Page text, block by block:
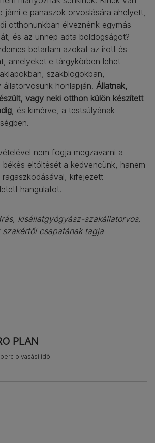
járni e panaszok orvoslására ahelyett,
otthonunkban élveznénk egymás
és az ünnep adta boldogságot?
betartani azokat az írott és
amelyeket e tárgykörben lehet
szakblogokban,
honlapján. Állatnak,
vagy neki otthon külön készített
, és kimérve, a testsúlyának
nem fogja megzavarni a
eltöltését a kedvencünk, hanem
ragaszkodásával, kifejezett
hangulatot.
kisállatgyógyász-szakállatorvos,
szakértői csapatának tagja
PLAN
perc olvasási idő